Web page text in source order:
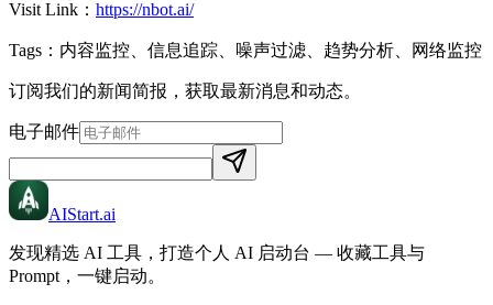
Visit Link： https://nbot.ai/
Tags： 内容监控、信息追踪、噪声过滤、趋势分析、网络监控
订阅我们的新闻简报，获取最新消息和动态。
电子邮件
AIStart.ai
发现精选 AI 工具，打造个人 AI 启动台 — 收藏工具与
Prompt，一键启动。